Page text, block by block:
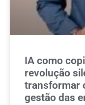
IA como
revolução
transformar
gestão das